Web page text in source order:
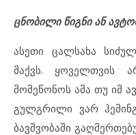
ცნობილი წიგნი ან
ასეთი ცალსახა
მაქვს. ყოველთვის
მომეწონოს ამა თუ იმ
გულგრილი ვარ
ბავშვობაში